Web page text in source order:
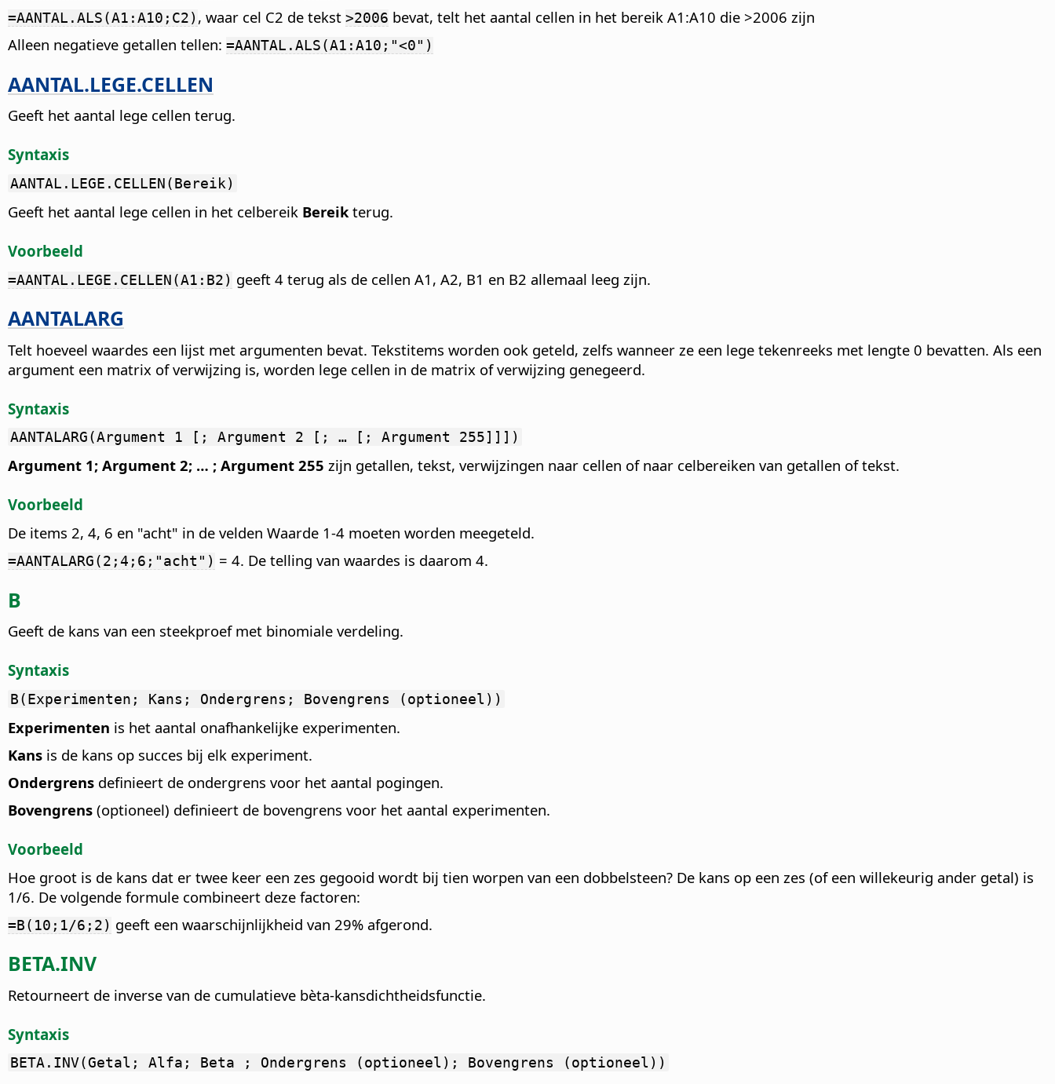
=AANTAL.ALS(A1:A10;C2) , waar cel C2 de tekst >2006 bevat, telt het aantal cellen in het bereik A1:A10 die >2006 zijn
Alleen negatieve getallen tellen: =AANTAL.ALS(A1:A10;"<0")
AANTAL.LEGE.CELLEN
Geeft het aantal lege cellen terug.
Syntaxis
AANTAL.LEGE.CELLEN(Bereik)
Geeft het aantal lege cellen in het celbereik Bereik terug.
Voorbeeld
=AANTAL.LEGE.CELLEN(A1:B2) geeft 4 terug als de cellen A1, A2, B1 en B2 allemaal leeg zijn.
AANTALARG
Telt hoeveel waardes een lijst met argumenten bevat. Tekstitems worden ook geteld, zelfs wanneer ze een lege tekenreeks met lengte 0 bevatten. Als een
argument een matrix of verwijzing is, worden lege cellen in de matrix of verwijzing genegeerd.
Syntaxis
AANTALARG(Argument 1 [; Argument 2 [; … [; Argument 255]]])
Argument 1; Argument 2; … ; Argument 255 zijn getallen, tekst, verwijzingen naar cellen of naar celbereiken van getallen of tekst.
Voorbeeld
De items 2, 4, 6 en "acht" in de velden Waarde 1-4 moeten worden meegeteld.
=AANTALARG(2;4;6;"acht") = 4. De telling van waardes is daarom 4.
B
Geeft de kans van een steekproef met binomiale verdeling.
Syntaxis
B(Experimenten; Kans; Ondergrens; Bovengrens (optioneel))
Experimenten is het aantal onafhankelijke experimenten.
Kans is de kans op succes bij elk experiment.
Ondergrens definieert de ondergrens voor het aantal pogingen.
Bovengrens (optioneel) definieert de bovengrens voor het aantal experimenten.
Voorbeeld
Hoe groot is de kans dat er twee keer een zes gegooid wordt bij tien worpen van een dobbelsteen? De kans op een zes (of een willekeurig ander getal) is
1/6. De volgende formule combineert deze factoren:
=B(10;1/6;2) geeft een waarschijnlijkheid van 29% afgerond.
BETA.INV
Retourneert de inverse van de cumulatieve bèta-kansdichtheidsfunctie.
Syntaxis
BETA.INV(Getal; Alfa; Beta ; Ondergrens (optioneel); Bovengrens (optioneel))